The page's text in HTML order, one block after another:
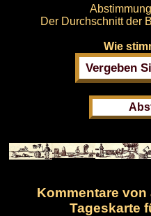
Der Durchschnitt der
Wie
Kommentare
Tageskarte